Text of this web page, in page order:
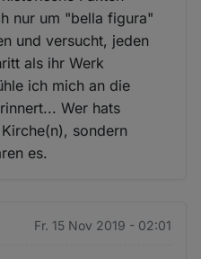
nur um "bella figura"
und versucht, jeden
als ihr Werk
ich mich an die
Wer hats
sondern
es.
Fr. 15 Nov 2019 - 02:01